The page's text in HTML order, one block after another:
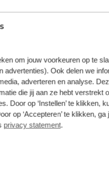
om jouw voorkeuren op te
advertenties). Ook delen we
adverteren en analyse.
die jij aan ze hebt verstrekt
Door op ‘Instellen’ te klikken,
op ‘Accepteren’ te klikken, ga
privacy statement.
Apple
| Dodehoek
€
Prijs